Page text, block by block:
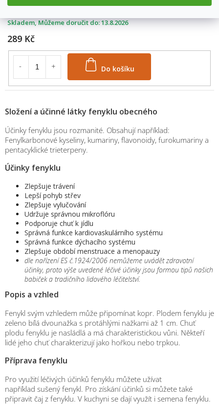
289 Kč
Do košíku
Skladem 13.8.2026
Složení a účinné látky fenyklu obecného
Účinky fenyklu jsou rozmanité. Obsahují například:
Fenylkarbonové kyseliny, kumariny, flavonoidy, furokumariny a
pentacyklické trieterpeny.
Účinky fenyklu
Zlepšuje trávení
Lepší pohyb střev
Zlepšuje vylučování
Udržuje správnou mikroflóru
Podporuje chuť k jídlu
Správná funkce kardiovaskulárního systému
Správná funkce dýchacího systému
Zlepšuje období menstruace a menopauzy
dle nařízení ES č.1924/2006 nemůžeme uvádět zdravotní
účinky, proto výše uvedené léčivé účinky jsou formou tipů našich
babiček a tradičního lidového léčitelství.
Popis a vzhled
Fenykl svým vzhledem může připomínat kopr. Plodem fenyklu je
zeleno bílá dvounažka s protáhlými nažkami až 1 cm. Chuť
plodu fenyklu je nasládlá a má charakteristickou vůni. Někteří
lidé jeho chuť charakterizují jako hořkou nebo trpkou.
Příprava fenyklu
Pro využití léčivých účinků fenyklu můžete užívat
například sušený fenykl. Pro získání účinků si můžete také
připravit čaj z fenyklu. V kuchyni se dají využít i semena fenyklu.